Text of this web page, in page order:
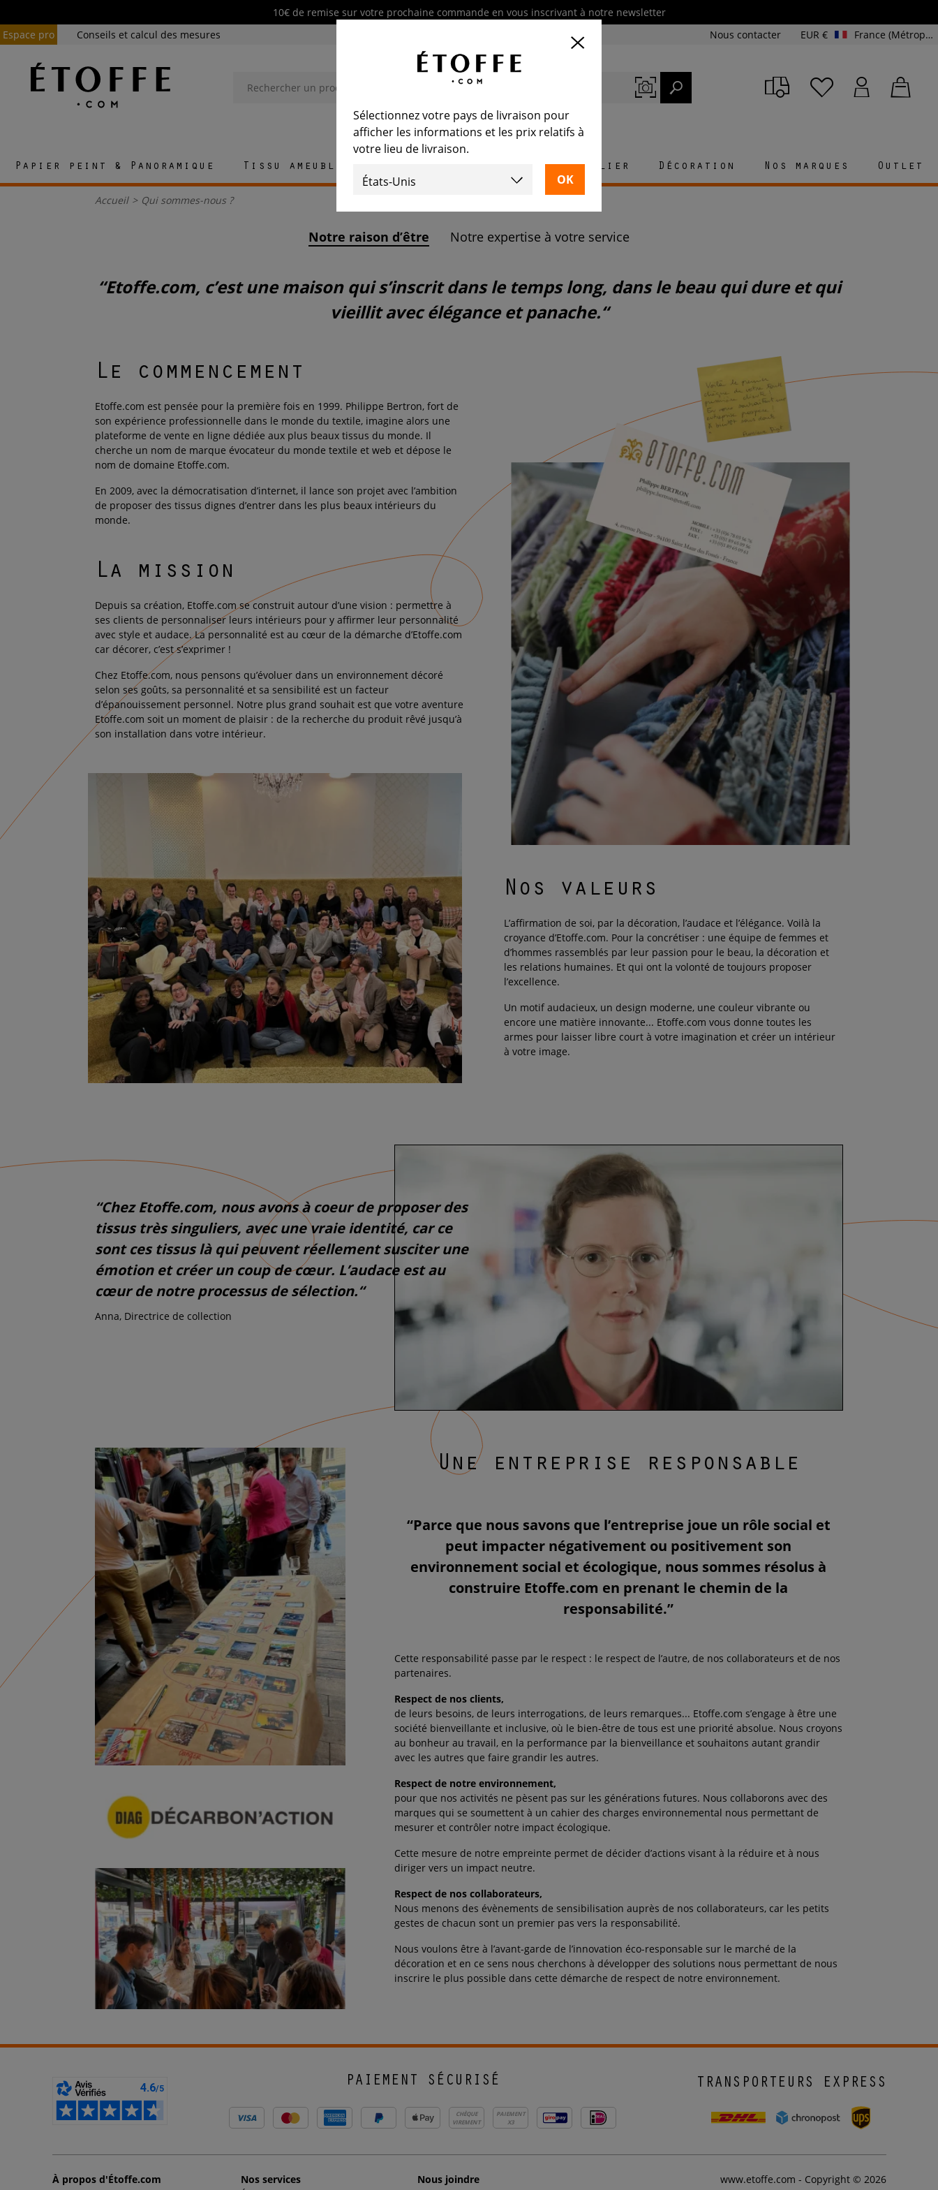
10€ de remise sur votre prochaine commande en vous inscrivant à notre newsletter
Espace pro
Conseils et calcul des mesures Nous contacter EUR € France (Métropolitaine et Corse)
Papier peint & Panoramique Tissu ameublement Mobilier Décoration Nos marques Outlet
Accueil > Qui sommes-nous ?
Notre raison d’être Notre expertise à votre service
“Etoffe.com, c’est une maison qui s’inscrit dans le temps long, dans le beau qui dure et qui
vieillit avec élégance et panache.“
Le commencement
Etoffe.com est pensée pour la première fois en 1999. Philippe Bertron, fort de
son expérience professionnelle dans le monde du textile, imagine alors une
plateforme de vente en ligne dédiée aux plus beaux tissus du monde. Il
cherche un nom de marque évocateur du monde textile et web et dépose le
nom de domaine Etoffe.com.
En 2009, avec la démocratisation d’internet, il lance son projet avec l’ambition
de proposer des tissus dignes d’entrer dans les plus beaux intérieurs du
monde.
La mission
Depuis sa création, Etoffe.com se construit autour d’une vision : permettre à
ses clients de personnaliser leurs intérieurs pour y affirmer leur personnalité
avec style et audace. La personnalité est au cœur de la démarche d’Etoffe.com
car décorer, c’est s’exprimer !
Chez Etoffe.com, nous pensons qu’évoluer dans un environnement décoré
selon ses goûts, sa personnalité et sa sensibilité est un facteur
d’épanouissement personnel. Notre plus grand souhait est que votre aventure
Etoffe.com soit un moment de plaisir : de la recherche du produit rêvé jusqu’à
son installation dans votre intérieur.
Nos valeurs
L’affirmation de soi, par la décoration, l’audace et l’élégance. Voilà la
croyance d’Etoffe.com. Pour la concrétiser : une équipe de femmes et
d’hommes rassemblés par leur passion pour le beau, la décoration et
les relations humaines. Et qui ont la volonté de toujours proposer
l’excellence.
Un motif audacieux, un design moderne, une couleur vibrante ou
encore une matière innovante... Etoffe.com vous donne toutes les
armes pour laisser libre court à votre imagination et créer un intérieur
à votre image.
“Chez Etoffe.com, nous avons à coeur de proposer des
tissus très singuliers, avec une vraie identité, car ce
sont ces tissus là qui peuvent réellement susciter une
émotion et créer un coup de cœur. L’audace est au
cœur de notre processus de sélection.“
Anna, Directrice de collection
une entreprise responsable
“Parce que nous savons que l’entreprise joue un rôle social et
peut impacter négativement ou positivement son
environnement social et écologique, nous sommes résolus à
construire Etoffe.com en prenant le chemin de la
responsabilité.”
Cette responsabilité passe par le respect : le respect de l’autre, de nos collaborateurs et de nos
partenaires.
Respect de nos clients,
de leurs besoins, de leurs interrogations, de leurs remarques... Etoffe.com s’engage à être une
société bienveillante et inclusive, où le bien-être de tous est une priorité absolue. Nous croyons
au bonheur au travail, en la performance par la bienveillance et souhaitons autant grandir
avec les autres que faire grandir les autres.
Respect de notre environnement,
pour que nos activités ne pèsent pas sur les générations futures. Nous collaborons avec des
marques qui se soumettent à un cahier des charges environnemental nous permettant de
mesurer et contrôler notre impact écologique.
Cette mesure de notre empreinte permet de décider d’actions visant à la réduire et à nous
diriger vers un impact neutre.
Respect de nos collaborateurs,
Nous menons des évènements de sensibilisation auprès de nos collaborateurs, car les petits
gestes de chacun sont un premier pas vers la responsabilité.
Nous voulons être à l’avant-garde de l’innovation éco-responsable sur le marché de la
décoration et en ce sens nous cherchons à développer des solutions nous permettant de nous
inscrire le plus possible dans cette démarche de respect de notre environnement.
PAIEMENT SÉCURISÉ
CHÈQUE
VIREMENT
PAIEMENT
X3
TRANSPORTEURS EXPRESS
À propos d'Étoffe.com
Nos services
Nous joindre
www.etoffe.com - Copyright © 2026
Sélectionnez votre pays de livraison pour
afficher les informations et les prix relatifs à
votre lieu de livraison.